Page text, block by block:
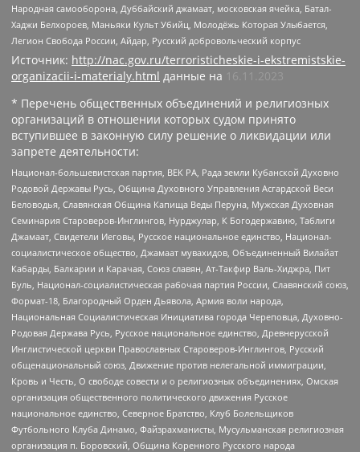
Народная самооборона, Дуббайский джамаат, московская ячейка, Батал-
Хаджи Белхороев, Маньяки Культ Убийц, Молодёжь Которая Улыбается,
Легион Свобода России, Айдар, Русский добровольческий корпус
Источник: http://nac.gov.ru/terroristicheskie-i-ekstremistskie-
organizacii-i-materialy.html данные на
16.11.2023
* Перечень общественных объединений и религиозных
организаций в отношении которых судом принято
вступившее в законную силу решение о ликвидации или
запрете деятельности:
Национал-большевистская партия, ВЕК РА, Рада земли Кубанской Духовно
Родовой Державы Русь, Община Духовного Управления Асгардской Веси
Беловодья, Славянская Община Капища Веды Перуна, Мужская Духовная
Семинария Староверов-Инглингов, Нурджулар, К Богодержавию, Таблиги
Джамаат, Свидетели Иеговы, Русское национальное единство, Национал-
социалистическое общество, Джамаат мувахидов, Объединенный Вилайат
Кабарды, Балкарии и Карачая, Союз славян, Ат-Такфир Валь-Хиджра, Пит
Буль, Национал-социалистическая рабочая партия России, Славянский союз,
Формат-18, Благородный Орден Дьявола, Армия воли народа,
Национальная Социалистическая Инициатива города Череповца, Духовно-
Родовая Держава Русь, Русское национальное единство, Древнерусской
Инглистической церкви Православных Староверов-Инглингов, Русский
общенациональный союз, Движение против нелегальной иммиграции,
Кровь и Честь, О свободе совести и о религиозных объединениях, Омская
организация общественного политического движения Русское
национальное единство, Северное Братство, Клуб Болельщиков
Футбольного Клуба Динамо, Файзрахманисты, Мусульманская религиозная
организация п. Боровский, Община Коренного Русского народа